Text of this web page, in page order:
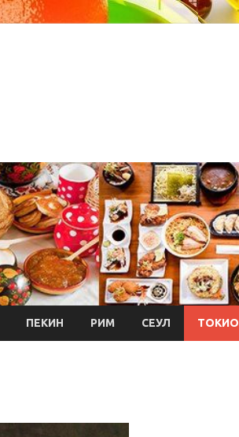
ПЕКИН РИМ СЕУЛ ТОКИО